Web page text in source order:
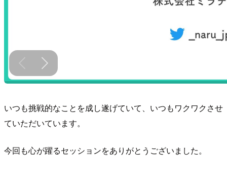
いつも挑戦的なことを成し遂げていて、いつもワクワクさせ
ていただいています。
今回も心が躍るセッションをありがとうございました。